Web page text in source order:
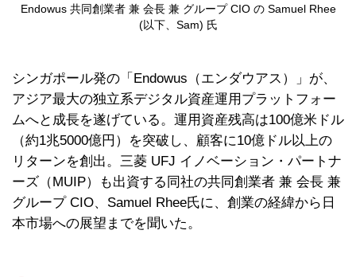
Endowus 共同創業者 兼 会長 兼 グループ CIO の Samuel Rhee
(以下、Sam) 氏
シンガポール発の「Endowus（エンダウアス）」が、
アジア最大の独立系デジタル資産運用プラットフォー
ムへと成長を遂げている。運用資産残高は100億米ドル
（約1兆5000億円）を突破し、顧客に10億ドル以上の
リターンを創出。三菱 UFJ イノベーション・パートナ
ーズ（MUIP）も出資する同社の共同創業者 兼 会長 兼
グループ CIO、Samuel Rhee氏に、創業の経緯から日
本市場への展望までを聞いた。